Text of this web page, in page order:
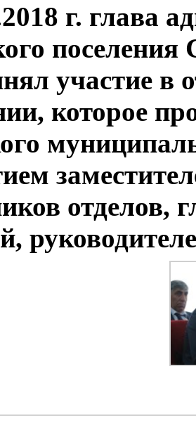
г. глава
участие в
которое
отделов,